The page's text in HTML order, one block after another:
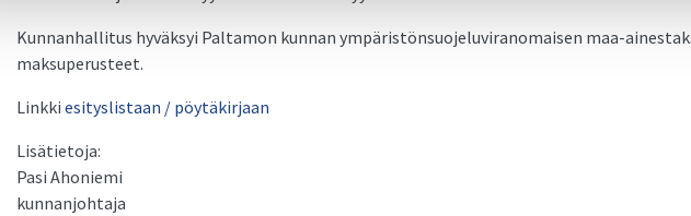
Kunnanhallitus hyväksyi Paltamon kunnan ympäristönsuojeluviranomaisen maa-
maksuperusteet.
Linkki esityslistaan / pöytäkirjaan
Lisätietoja:
Pasi Ahoniemi
kunnanjohtaja